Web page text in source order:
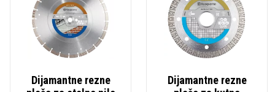
Dijamantne rezne
Dijamantne rezne